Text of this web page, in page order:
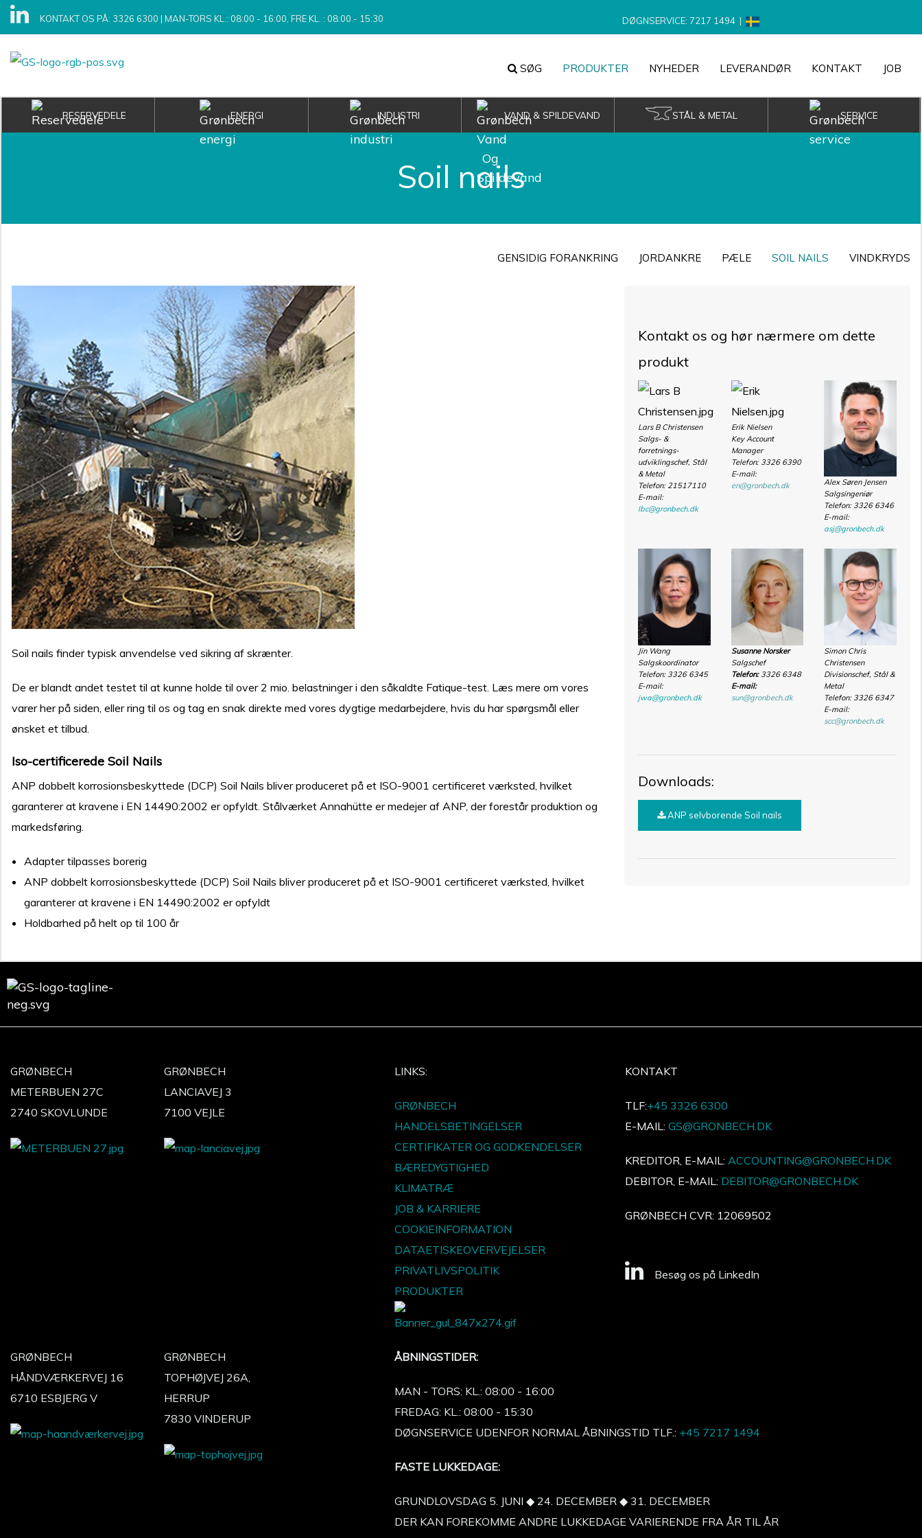
KONTAKT OS PÅ: 3326 6300 | MAN-TORS KL.: 08:00 - 16:00, FRE KL. : 08:00 - 15:30 DØGNSERVICE: 7217 1494|
SØG PRODUKTER NYHEDER LEVERANDØR KONTAKT JOB
RESERVEDELE ENERGI INDUSTRI VAND & SPILDEVAND STÅL & METAL SERVICE
Soil nails
GENSIDIG FORANKRING JORDANKRE PÆLE SOIL NAILS VINDKRYDS
Soil nails finder typisk anvendelse ved sikring af skrænter.
De er blandt andet testet til at kunne holde til over 2 mio. belastninger i den såkaldte Fatique-test. Læs mere om vores
varer her på siden, eller ring til os og tag en snak direkte med vores dygtige medarbejdere, hvis du har spørgsmål eller
ønsket et tilbud.
Iso-certificerede Soil Nails
ANP dobbelt korrosionsbeskyttede (DCP) Soil Nails bliver produceret på et ISO-9001 certificeret værksted, hvilket
garanterer at kravene i EN 14490:2002 er opfyldt. Stålværket Annahütte er medejer af ANP, der forestår produktion og
markedsføring.
Adapter tilpasses borerig
ANP dobbelt korrosionsbeskyttede (DCP) Soil Nails bliver produceret på et ISO-9001 certificeret værksted, hvilket
garanterer at kravene i EN 14490:2002 er opfyldt
Holdbarhed på helt op til 100 år
Kontakt os og hør nærmere om dette
produkt
Lars B Christensen
Salgs- &
forretnings-
udviklingschef, Stål
& Metal
Telefon: 21517110
E-mail:
lbc@gronbech.dk
Erik Nielsen
Key Account
Manager
Telefon: 3326 6390
E-mail:
en@gronbech.dk
Alex Søren Jensen
Salgsingeniør
Telefon: 3326 6346
E-mail:
asj@gronbech.dk
Jin Wang
Salgskoordinator
Telefon: 3326 6345
E-mail:
jwa@gronbech.dk
Susanne Norsker
Salgschef
Telefon: 3326 6348
E-mail:
sun@gronbech.dk
Simon Chris
Christensen
Divisionschef, Stål &
Metal
Telefon: 3326 6347
E-mail:
scc@gronbech.dk
Downloads:
ANP selvborende Soil nails
GRØNBECH
METERBUEN 27C
2740 SKOVLUNDE
GRØNBECH
LANCIAVEJ 3
7100 VEJLE
LINKS:
GRØNBECH
HANDELSBETINGELSER
CERTIFIKATER OG GODKENDELSER
BÆREDYGTIGHED
KLIMATRÆ
JOB & KARRIERE
COOKIEINFORMATION
DATAETISKEOVERVEJELSER
PRIVATLIVSPOLITIK
PRODUKTER
KONTAKT
TLF:+45 3326 6300
E-MAIL:GS@GRONBECH.DK
KREDITOR, E-MAIL: ACCOUNTING@GRONBECH.DK
DEBITOR, E-MAIL: DEBITOR@GRONBECH.DK
GRØNBECH CVR: 12069502
Besøg os på LinkedIn
GRØNBECH
HÅNDVÆRKERVEJ 16
6710 ESBJERG V
GRØNBECH
TOPHØJVEJ 26A,
HERRUP
7830 VINDERUP
ÅBNINGSTIDER:
MAN - TORS: KL.: 08:00 - 16:00
FREDAG: KL.: 08:00 - 15:30
DØGNSERVICE UDENFOR NORMAL ÅBNINGSTID TLF.: +45 7217 1494
FASTE LUKKEDAGE:
GRUNDLOVSDAG 5. JUNI ◆ 24. DECEMBER ◆ 31. DECEMBER
DER KAN FOREKOMME ANDRE LUKKEDAGE VARIERENDE FRA ÅR TIL ÅR